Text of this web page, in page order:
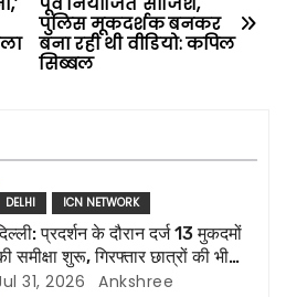
पुलिस मूकदर्शक बनकर
बना रही थी वीडियो: कपिल
सिब्बल
DELHI ICN NETWORK
प्रदर्शन के दौरान दर्ज 13 मुकदमों
समीक्षा शुरू, गिरफ्तार छात्रों की भी
रिहाई
31, 2026 Ankshree